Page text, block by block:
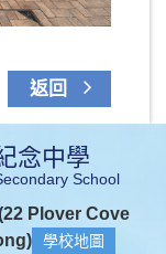
返回
念中學
School
Plover Cove
學校地圖